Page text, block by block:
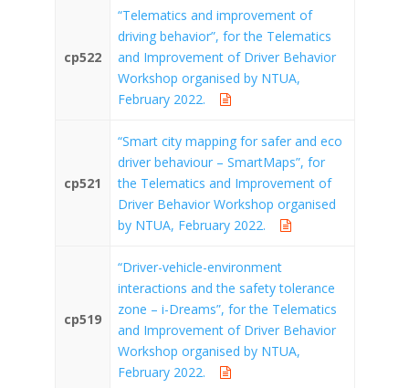
cp522
“Telematics and improvement of
driving behavior”, for the Telematics
and Improvement of Driver Behavior
Workshop organised by NTUA,
February 2022.
cp521
“Smart city mapping for safer and eco
driver behaviour – SmartMaps”, for
the Telematics and Improvement of
Driver Behavior Workshop organised
by NTUA, February 2022.
cp519
“Driver-vehicle-environment
interactions and the safety tolerance
zone – i-Dreams”, for the Telematics
and Improvement of Driver Behavior
Workshop organised by NTUA,
February 2022.